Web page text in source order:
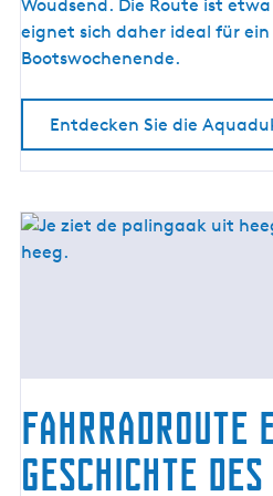
R
o
Woudsend. Die Route ist
eignet sich daher ideal für
Bootswochenende.
Entdecken Sie die
Fahrradroute
Geschichte